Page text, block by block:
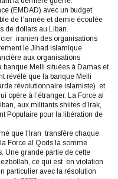
(EMDAD) avec un budget
de l’année et demie écoulée
de dollars au Liban.
iranien des organisations
le Jihad islamique
aux organisations
banque Melli situées à Damas et
révélé que la banque Melli
révolutionnaire islamiste) et
opère à l’étranger. La Force al
aux militants shiites d’Irak,
Populaire pour la libération de
que l’Iran transfère chaque
Force al Qods la somme
Une grande partie de cette
ce qui est en violation
particulier avec la résolution